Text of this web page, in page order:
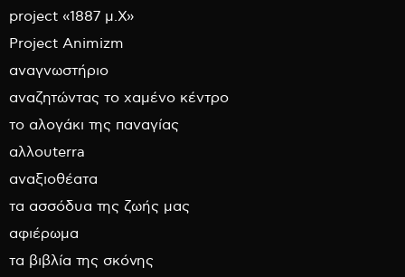
project «1887 μ.Χ»
Project Animizm
αναγνωστήριο
αναζητώντας το χαμένο κέντρο
το αλογάκι της παναγίας
αλλουterra
αναξιοθέατα
τα ασσόδυα της ζωής μας
αφιέρωμα
τα βιβλία της σκόνης